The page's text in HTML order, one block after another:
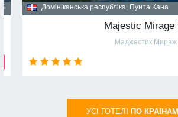
Домініканська республіка, Пунта Кана
Majestic Mirage 5*
Маджестик Мираж
УСI ГОТЕЛІ ПО КРАIНАМ